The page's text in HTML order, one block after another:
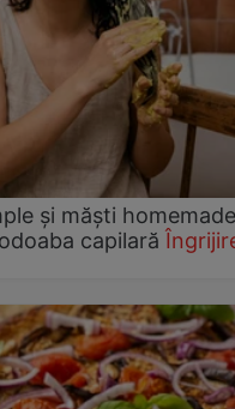
și măști homemade
capilară